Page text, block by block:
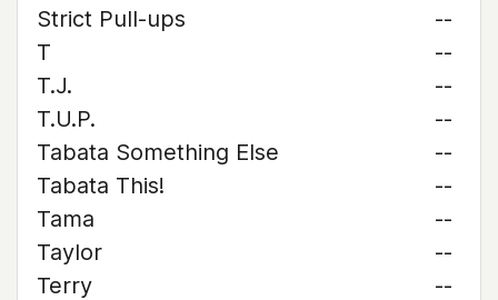
Strict Pull-ups
--
T
--
T.J.
--
T.U.P.
--
Tabata Something Else
--
Tabata This!
--
Tama
--
Taylor
--
Terry
--